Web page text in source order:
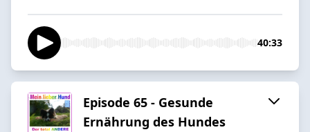
40:33
Episode 65 - Gesunde
Ernährung des Hundes